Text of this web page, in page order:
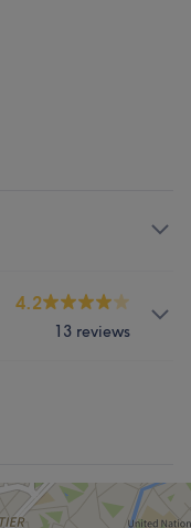
4.2
13 reviews